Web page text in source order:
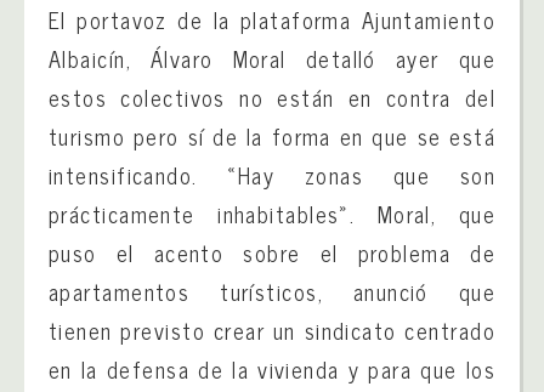
El portavoz de la plataforma Ajuntamiento
Albaicín, Álvaro Moral detalló ayer que
estos colectivos no están en contra del
turismo pero sí de la forma en que se está
intensificando. «Hay zonas que son
prácticamente inhabitables». Moral, que
puso el acento sobre el problema de
apartamentos turísticos, anunció que
tienen previsto crear un sindicato centrado
en la defensa de la vivienda y para que los